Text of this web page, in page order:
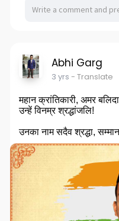
Abhi Garg
3 yrs - Translate
महान क्रांतिकारी, अमर
उन्हें विनम्र श्रद्धांजलि!
उनका नाम सदैव श्रद्धा,